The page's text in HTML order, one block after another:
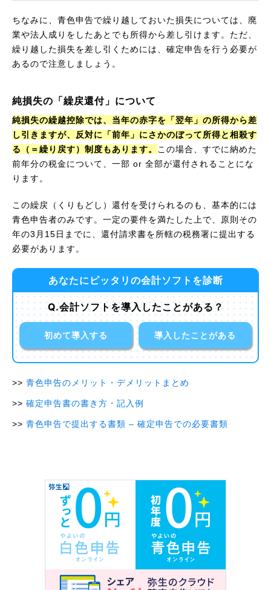
ちなみに、青色申告で繰り越しておいた損失については、廃
業や法人成りをしたあとでも所得から差し引けます。ただ、
繰り越した損失を差し引くためには、確定申告を行う必要が
あるので注意しましょう。
純損失の「繰戻還付」について
純損失の繰越控除では、当年の赤字を「翌年」の所得から差
し引きますが、反対に「前年」にさかのぼって所得と相殺す
る（＝繰り戻す）制度もあります。
この場合、すでに納めた
前年分の税金について、一部 or 全部が還付されることにな
ります。
この繰戻（くりもどし）還付を受けられるのも、基本的には
青色申告者のみです。一定の要件を満たした上で、原則その
年の3月15日までに、還付請求書を所轄の税務署に提出する
必要があります。
あなたにピッタリの会計ソフトを診断
Q.会計ソフトを導入したことがある？
初めて導入する 導入したことがある
青色申告のメリット・デメリットまとめ
確定申告書の書き方・記入例
青色申告で提出する書類 – 確定申告での必要書類